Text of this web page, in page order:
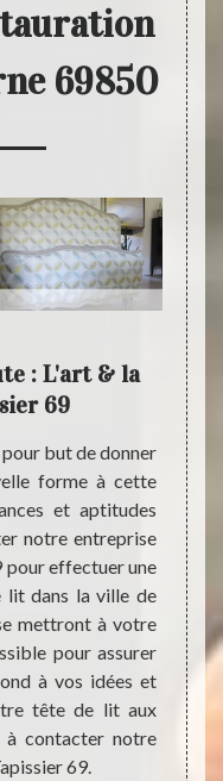
69850
: L'art & la
69
but de donner
forme à cette
et aptitudes
notre entreprise
pour effectuer une
lit dans la ville de
mettront à votre
pour assurer
à vos idées et
tête de lit aux
à contacter notre
69.
Pour
tête
vos
la
;